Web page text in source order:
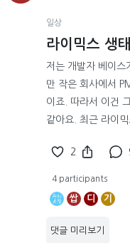
일상
라이믹스 생
저는 개발자 베이스
만 작은 회사에서
이죠. 따라서 이건
같아요. 최근 라이믹
2
4 participants
쌉 디 기
댓글 미리보기